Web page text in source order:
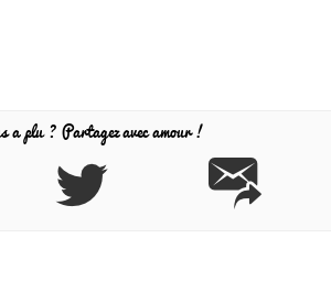
a plu ? Partagez avec amour !